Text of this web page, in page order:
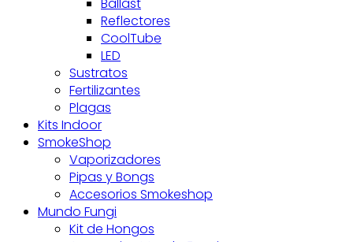
Ballast
Reflectores
CoolTube
LED
Sustratos
Fertilizantes
Plagas
Kits Indoor
SmokeShop
Vaporizadores
Pipas y Bongs
Accesorios Smokeshop
Mundo Fungi
Kit de Hongos